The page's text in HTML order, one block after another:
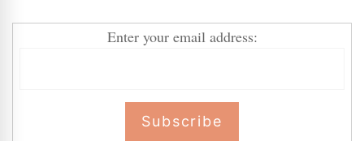
Enter your email address: